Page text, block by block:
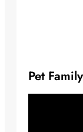
Pet